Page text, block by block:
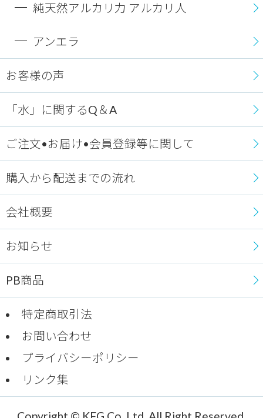
純天然アルカリ力 アルカリ人
アンエラ
お客様の声
「水」に関するQ＆A
ご注文•お届け•会員登録等に関して
購入から配送までの流れ
会社概要
お知らせ
PB商品
特定商取引法
お問い合わせ
プライバシーポリシー
リンク集